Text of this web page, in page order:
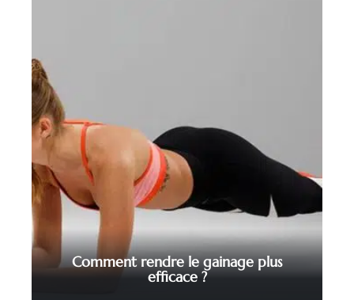
Comment rendre le gainage plus
efficace ?